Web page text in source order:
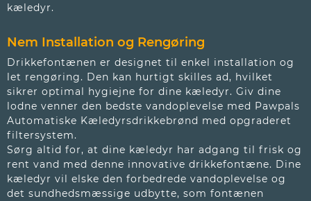
kæledyr.
Nem Installation og Rengøring
Drikkefontænen er designet til enkel installation og
let rengøring. Den kan hurtigt skilles ad, hvilket
sikrer optimal hygiejne for dine kæledyr. Giv dine
lodne venner den bedste vandoplevelse med Pawpals
Automatiske Kæledyrsdrikkebrønd med opgraderet
filtersystem.
Sørg altid for, at dine kæledyr har adgang til frisk og
rent vand med denne innovative drikkefontæne. Dine
kæledyr vil elske den forbedrede vandoplevelse og
det sundhedsmæssige udbytte, som fontænen